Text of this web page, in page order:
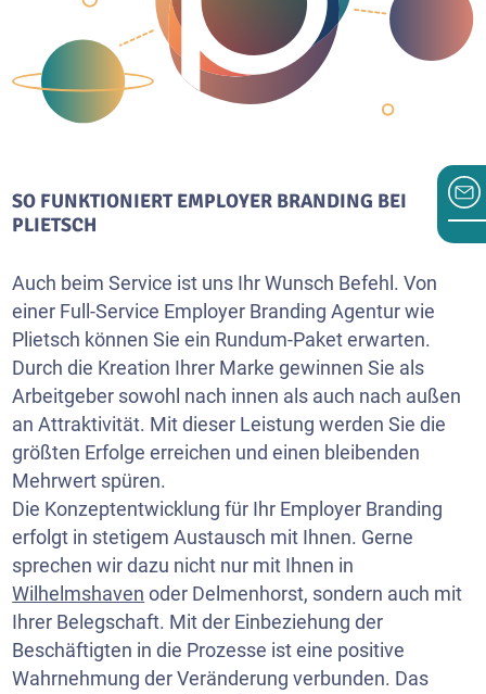
SO FUNKTIONIERT EMPLOYER BRANDING BEI
PLIETSCH
Auch beim Service ist uns Ihr Wunsch Befehl. Von
einer Full-Service Employer Branding Agentur wie
Plietsch können Sie ein Rundum-Paket erwarten.
Durch die Kreation Ihrer Marke gewinnen Sie als
Arbeitgeber sowohl nach innen als auch nach außen
an Attraktivität. Mit dieser Leistung werden Sie die
größten Erfolge erreichen und einen bleibenden
Mehrwert spüren.
Die Konzeptentwicklung für Ihr Employer Branding
erfolgt in stetigem Austausch mit Ihnen. Gerne
sprechen wir dazu nicht nur mit Ihnen in
Wilhelmshaven oder Delmenhorst, sondern auch mit
Ihrer Belegschaft. Mit der Einbeziehung der
Beschäftigten in die Prozesse ist eine positive
Wahrnehmung der Veränderung verbunden. Das